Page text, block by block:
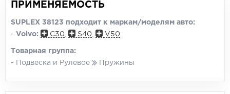
ПРИМЕНЯЕМОСТЬ
SUPLEX 38123 подходит к маркам/моделям авто:
- Volvo: C30 S40 V50
Товарная группа:
- Подвеска и Рулевое
Пружины